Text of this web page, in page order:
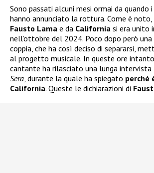
Sono passati alcuni mesi ormai da quando i
hanno annunciato la rottura. Come è
Fausto Lama e da California si era unito
nell’ottobre del 2024. Poco dopo però
coppia, che ha così deciso di separarsi,
al progetto musicale. In queste ore
cantante ha rilasciato una lunga intervista
Sera , durante la quale ha spiegato perché
California. Queste le dichiarazioni di